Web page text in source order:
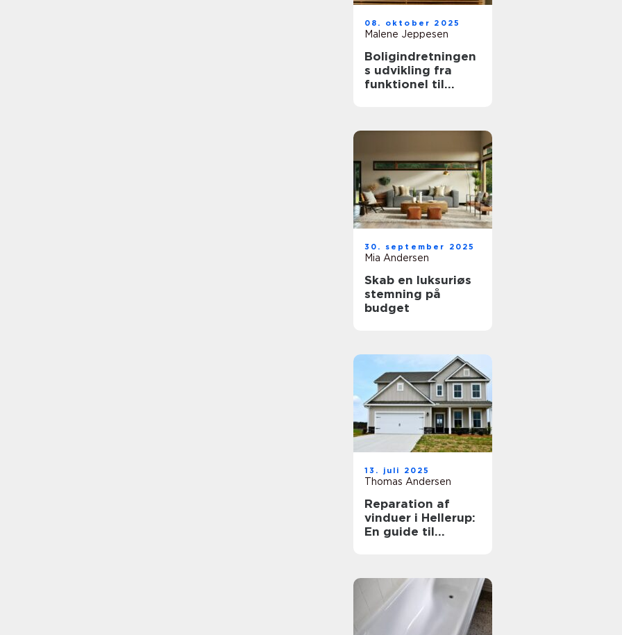
08. oktober 2025
Malene Jeppesen
Boligindretningen
s udvikling fra
funktionel til
30. september 2025
Mia Andersen
Skab en luksuriøs
stemning på
budget
13. juli 2025
Thomas Andersen
Reparation af
vinduer i Hellerup:
En guide til